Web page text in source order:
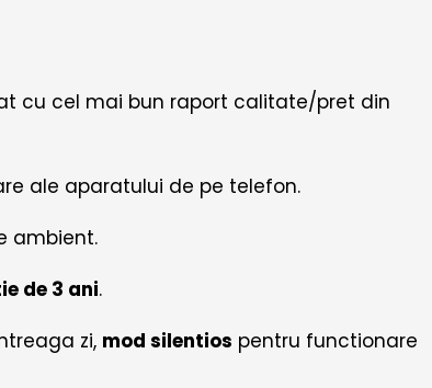
cu cel mai bun raport calitate/pret din
ale aparatului de pe telefon.
ambient.
de 3 ani.
zi, mod silentios pentru functionare